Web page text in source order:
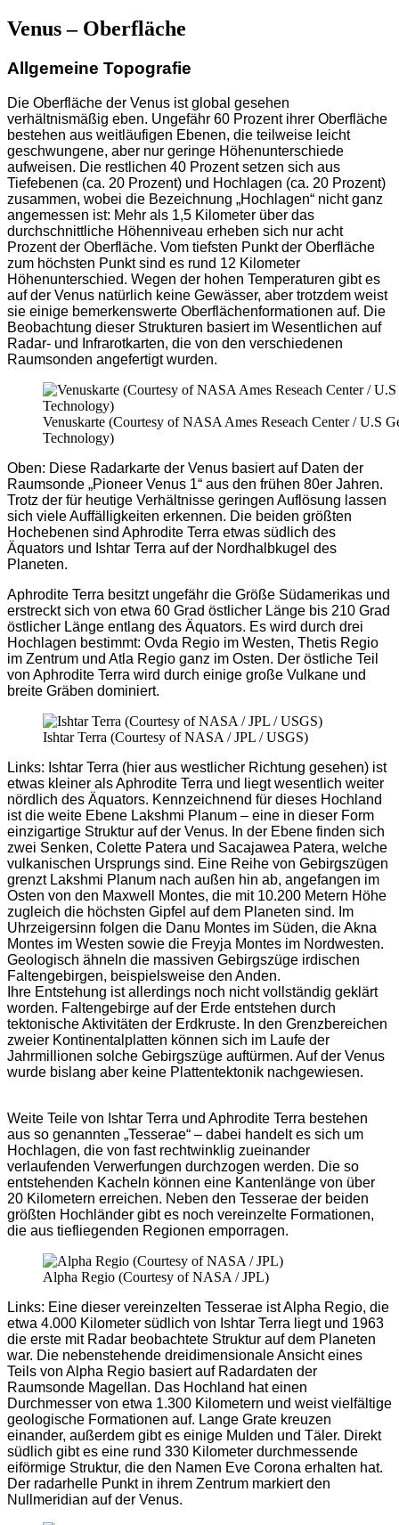
Venus – Oberfläche
Allgemeine Topografie
Die Oberfläche der Venus ist global gesehen
verhältnismäßig eben. Ungefähr 60 Prozent ihrer Oberfläche
bestehen aus weitläufigen Ebenen, die teilweise leicht
geschwungene, aber nur geringe Höhenunterschiede
aufweisen. Die restlichen 40 Prozent setzen sich aus
Tiefebenen (ca. 20 Prozent) und Hochlagen (ca. 20 Prozent)
zusammen, wobei die Bezeichnung „Hochlagen“ nicht ganz
angemessen ist: Mehr als 1,5 Kilometer über das
durchschnittliche Höhenniveau erheben sich nur acht
Prozent der Oberfläche. Vom tiefsten Punkt der Oberfläche
zum höchsten Punkt sind es rund 12 Kilometer
Höhenunterschied. Wegen der hohen Temperaturen gibt es
auf der Venus natürlich keine Gewässer, aber trotzdem weist
sie einige bemerkenswerte Oberflächenformationen auf. Die
Beobachtung dieser Strukturen basiert im Wesentlichen auf
Radar- und Infrarotkarten, die von den verschiedenen
Raumsonden angefertigt wurden.
Venuskarte (Courtesy of NASA Ames Reseach Center / U.S
Technology)
Oben: Diese Radarkarte der Venus basiert auf Daten der
Raumsonde „Pioneer Venus 1“ aus den frühen 80er Jahren.
Trotz der für heutige Verhältnisse geringen Auflösung lassen
sich viele Auffälligkeiten erkennen. Die beiden größten
Hochebenen sind Aphrodite Terra etwas südlich des
Äquators und Ishtar Terra auf der Nordhalbkugel des
Planeten.
Aphrodite Terra besitzt ungefähr die Größe Südamerikas und
erstreckt sich von etwa 60 Grad östlicher Länge bis 210 Grad
östlicher Länge entlang des Äquators. Es wird durch drei
Hochlagen bestimmt: Ovda Regio im Westen, Thetis Regio
im Zentrum und Atla Regio ganz im Osten. Der östliche Teil
von Aphrodite Terra wird durch einige große Vulkane und
breite Gräben dominiert.
Ishtar Terra (Courtesy of NASA / JPL / USGS)
Links: Ishtar Terra (hier aus westlicher Richtung gesehen) ist
etwas kleiner als Aphrodite Terra und liegt wesentlich weiter
nördlich des Äquators. Kennzeichnend für dieses Hochland
ist die weite Ebene Lakshmi Planum – eine in dieser Form
einzigartige Struktur auf der Venus. In der Ebene finden sich
zwei Senken, Colette Patera und Sacajawea Patera, welche
vulkanischen Ursprungs sind. Eine Reihe von Gebirgszügen
grenzt Lakshmi Planum nach außen hin ab, angefangen im
Osten von den Maxwell Montes, die mit 10.200 Metern Höhe
zugleich die höchsten Gipfel auf dem Planeten sind. Im
Uhrzeigersinn folgen die Danu Montes im Süden, die Akna
Montes im Westen sowie die Freyja Montes im Nordwesten.
Geologisch ähneln die massiven Gebirgszüge irdischen
Faltengebirgen, beispielsweise den Anden.
Ihre Entstehung ist allerdings noch nicht vollständig geklärt
worden. Faltengebirge auf der Erde entstehen durch
tektonische Aktivitäten der Erdkruste. In den Grenzbereichen
zweier Kontinentalplatten können sich im Laufe der
Jahrmillionen solche Gebirgszüge auftürmen. Auf der Venus
wurde bislang aber keine Plattentektonik nachgewiesen.
Weite Teile von Ishtar Terra und Aphrodite Terra bestehen
aus so genannten „Tesserae“ – dabei handelt es sich um
Hochlagen, die von fast rechtwinklig zueinander
verlaufenden Verwerfungen durchzogen werden. Die so
entstehenden Kacheln können eine Kantenlänge von über
20 Kilometern erreichen. Neben den Tesserae der beiden
größten Hochländer gibt es noch vereinzelte Formationen,
die aus tiefliegenden Regionen emporragen.
Alpha Regio (Courtesy of NASA / JPL)
Links: Eine dieser vereinzelten Tesserae ist Alpha Regio, die
etwa 4.000 Kilometer südlich von Ishtar Terra liegt und 1963
die erste mit Radar beobachtete Struktur auf dem Planeten
war. Die nebenstehende dreidimensionale Ansicht eines
Teils von Alpha Regio basiert auf Radardaten der
Raumsonde Magellan. Das Hochland hat einen
Durchmesser von etwa 1.300 Kilometern und weist vielfältige
geologische Formationen auf. Lange Grate kreuzen
einander, außerdem gibt es einige Mulden und Täler. Direkt
südlich gibt es eine rund 330 Kilometer durchmessende
eiförmige Struktur, die den Namen Eve Corona erhalten hat.
Der radarhelle Punkt in ihrem Zentrum markiert den
Nullmeridian auf der Venus.